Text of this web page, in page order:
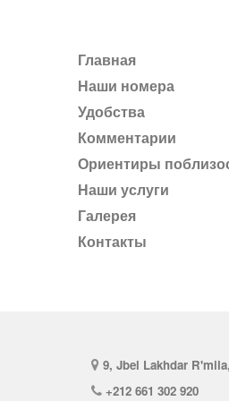
Главная
Наши номера
Удобства
комментарии
Ориентиры
Наши услуги
галерея
Контакты
9, Jbel Lakhdar
+212 661 302 920